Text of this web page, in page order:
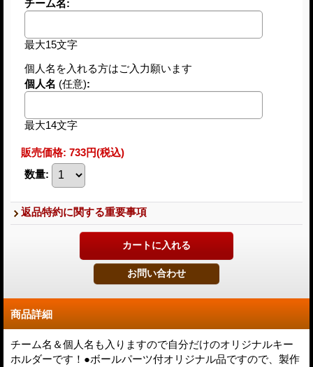
チーム名:
最大15文字
個人名を入れる方はご入力願います
個人名 (任意):
最大14文字
販売価格: 733円(税込)
数量:
返品特約に関する重要事項
商品詳細
チーム名＆個人名も入りますので自分だけのオリジナルキー
ホルダーです！●ボールパーツ付オリジナル品ですので、製作